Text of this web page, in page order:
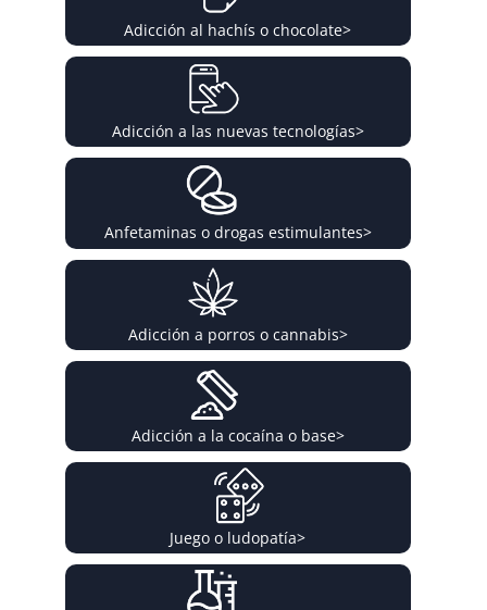
Adicción al hachís o chocolate>
Adicción a las nuevas tecnologías>
Anfetaminas o drogas estimulantes>
Adicción a porros o cannabis>
Adicción a la cocaína o base>
Juego o ludopatía>